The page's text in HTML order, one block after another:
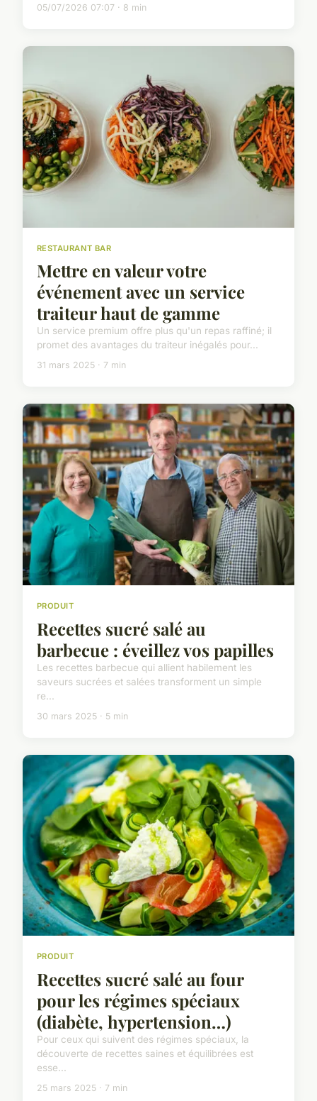
05/07/2026 07:07 · 8 min
RESTAURANT BAR
Mettre en valeur votre
événement avec un service
traiteur haut de gamme
Un service premium offre plus qu'un repas raffiné; il
promet des avantages du traiteur inégalés pour...
31 mars 2025 · 7 min
PRODUIT
Recettes sucré salé au
barbecue : éveillez vos papilles
Les recettes barbecue qui allient habilement les
saveurs sucrées et salées transforment un simple
re...
30 mars 2025 · 5 min
PRODUIT
Recettes sucré salé au four
pour les régimes spéciaux
(diabète, hypertension…)
Pour ceux qui suivent des régimes spéciaux, la
découverte de recettes saines et équilibrées est
esse...
25 mars 2025 · 7 min